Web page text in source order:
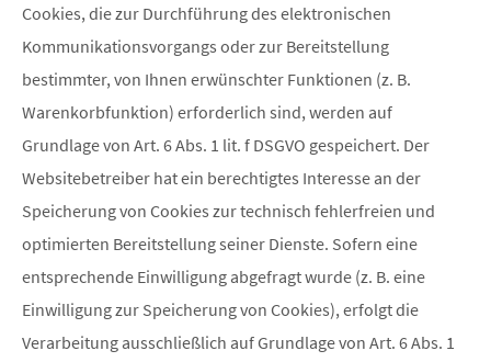
Cookies, die zur Durchführung des elektronischen
Kommunikationsvorgangs oder zur Bereitstellung
bestimmter, von Ihnen erwünschter Funktionen (z. B.
Warenkorbfunktion) erforderlich sind, werden auf
Grundlage von Art. 6 Abs. 1 lit. f DSGVO gespeichert. Der
Websitebetreiber hat ein berechtigtes Interesse an der
Speicherung von Cookies zur technisch fehlerfreien und
optimierten Bereitstellung seiner Dienste. Sofern eine
entsprechende Einwilligung abgefragt wurde (z. B. eine
Einwilligung zur Speicherung von Cookies), erfolgt die
Verarbeitung ausschließlich auf Grundlage von Art. 6 Abs. 1